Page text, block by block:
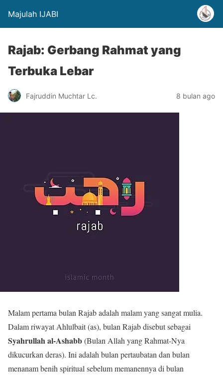
Majulah IJABI
Rajab: Gerbang Rahmat yang
Terbuka Lebar
Fajruddin Muchtar Lc. 8 bulan ago
Malam pertama bulan Rajab adalah malam yang sangat mulia.
Dalam riwayat Ahlulbait (as), bulan Rajab disebut sebagai
Syahrullah al-Ashabb(Bulan Allah yang Rahmat-Nya
dikucurkan deras). Ini adalah bulan pertaubatan dan bulan
menanam benih spiritual sebelum memanennya di bulan